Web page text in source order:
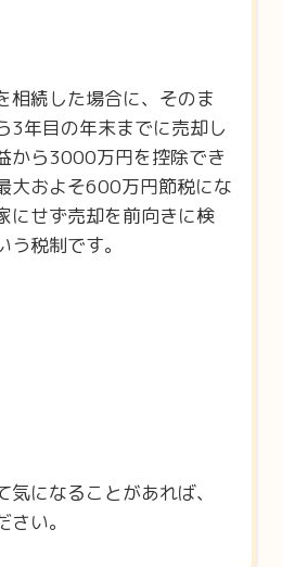
相続した場合に、そのま
3年目の年末までに売却し
から3000万円を控除でき
大およそ600万円節税にな
にせず売却を前向きに検
税制です。
になることがあれば、
い。